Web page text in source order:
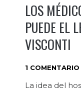
LOS
PUEDE EL
VISCONTI
1 COMENTARIO
La idea del